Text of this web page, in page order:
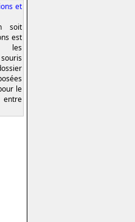
et
soit
est
les
le